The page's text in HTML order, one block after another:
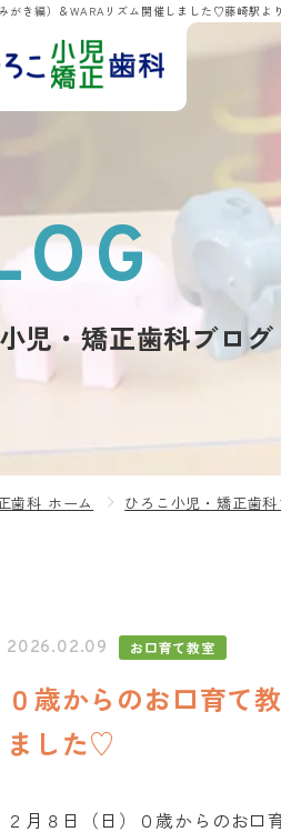
がき編）＆WARAリズム開催しました♡藤崎駅よ
児・矯正歯科ブログ
歯科 ホーム ひろこ小児・矯正歯
2026.02.09 お口育て教室
０歳からのお口育て
ました♡
２月８日（日）０歳からのお口